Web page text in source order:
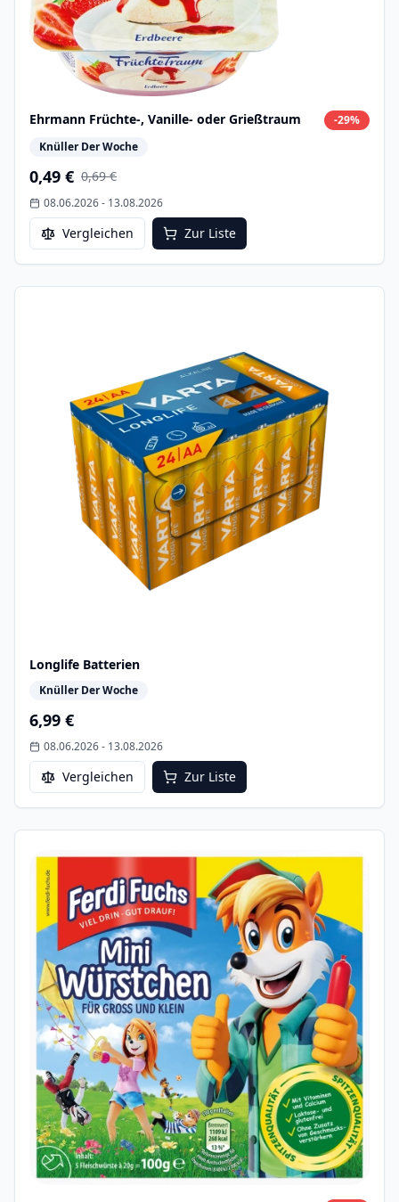
Ehrmann Früchte-, Vanille- oder Grießtraum -29%
Knüller Der Woche
0,49 € 0,69 €
08.06.2026- 13.08.2026
Vergleichen Zur Liste
Longlife Batterien
Knüller Der Woche
6,99 €
08.06.2026- 13.08.2026
Vergleichen Zur Liste